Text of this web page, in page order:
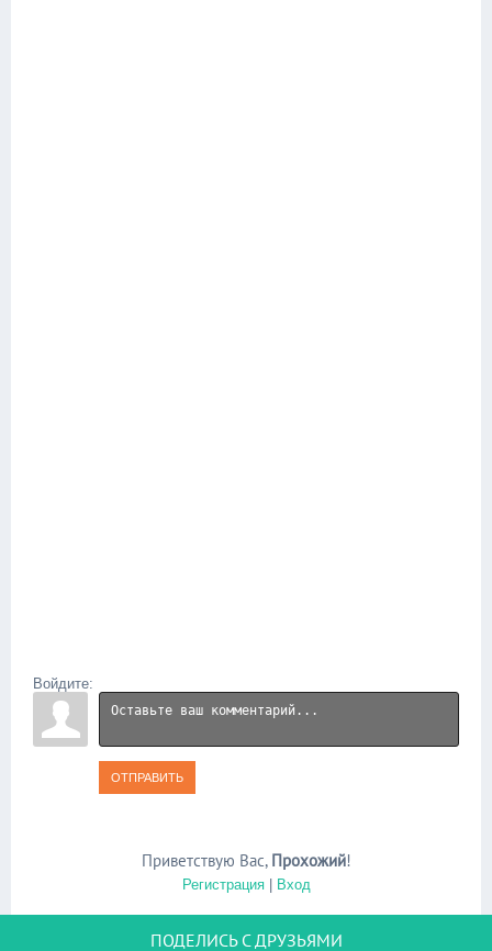
Войдите:
ОТПРАВИТЬ
Приветствую Вас, Прохожий!
Регистрация| Вход
ПОДЕЛИСЬ С ДРУЗЬЯМИ